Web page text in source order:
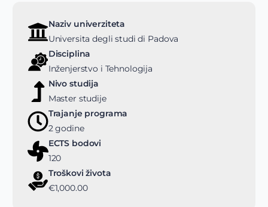
Naziv univerziteta
Universita degli studi di Padova
Disciplina
Inženjerstvo i Tehnologija
Nivo studija
Master studije
Trajanje programa
2 godine
ECTS bodovi
120
Troškovi života
€1,000.00